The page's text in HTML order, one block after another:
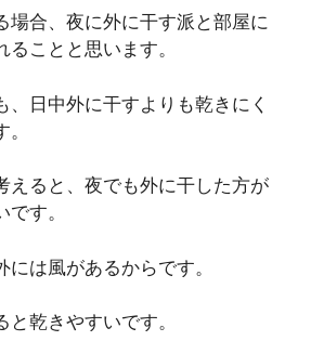
場合、夜に外に干す派と部屋に
ことと思います。
、日中外に干すよりも乾きにく
えると、夜でも外に干した方が
す。
は風があるからです。
乾きやすいです。